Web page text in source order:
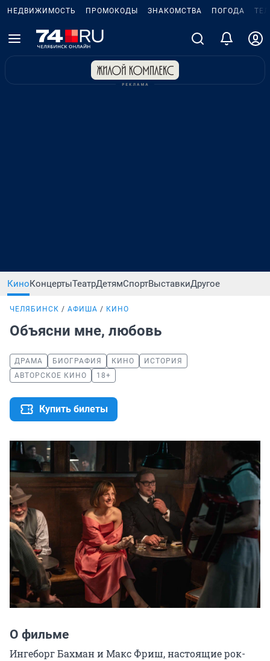
НЕДВИЖИМОСТЬ ПРОМОКОДЫ ЗНАКОМСТВА ПОГОДА
КиноКонцертыТеатрДетямСпортВыставкиДругое
ЧЕЛЯБИНСК АФИША КИНО
Объясни мне, любовь
ДРАМА БИОГРАФИЯ КИНО
ИСТОРИЯ
АВТОРСКОЕ КИНО
18+
Купить билеты
О фильме
Ингеборг Бахман и Макс Фриш, настоящие рок-